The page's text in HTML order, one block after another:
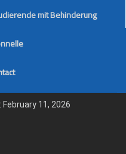
mit Behinderung
11, 2026